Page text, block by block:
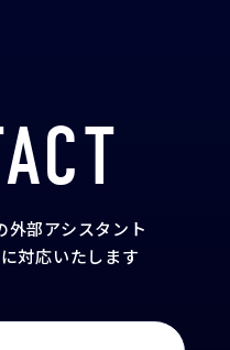
外部アシスタント
対応いたします